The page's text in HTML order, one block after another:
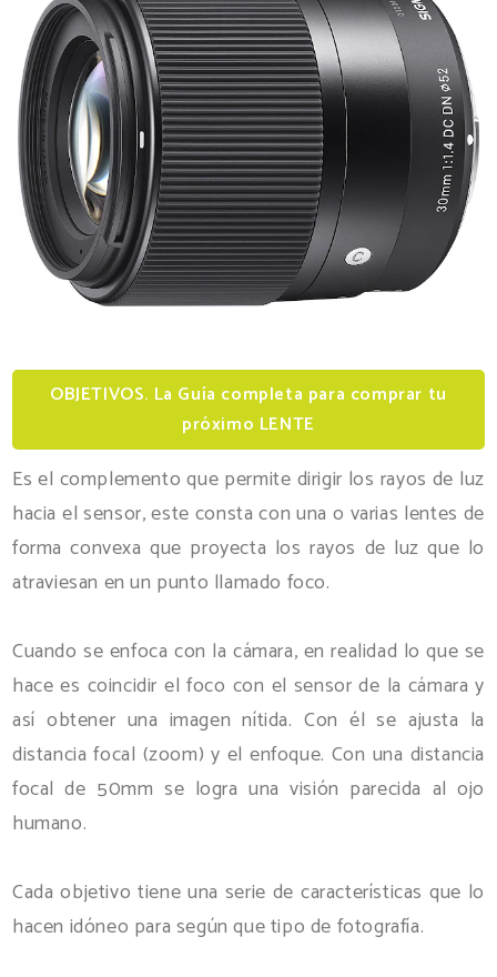
OBJETIVOS. La Guía completa para comprar tu
próximo LENTE
Es el complemento que permite dirigir los rayos de luz
hacia el sensor, este consta con una o varias lentes de
forma convexa que proyecta los rayos de luz que lo
atraviesan en un punto llamado foco.
Cuando se enfoca con la cámara, en realidad lo que se
hace es coincidir el foco con el sensor de la cámara y
así obtener una imagen nítida. Con él se ajusta la
distancia focal (zoom) y el enfoque. Con una distancia
focal de 50mm se logra una visión parecida al ojo
humano.
Cada objetivo tiene una serie de características que lo
hacen idóneo para según que tipo de fotografía.